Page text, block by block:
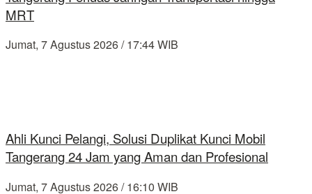
MRT
Jumat, 7 Agustus 2026 / 17:44 WIB
Ahli Kunci Pelangi, Solusi Duplikat Kunci Mobil
Tangerang 24 Jam yang Aman dan Profesional
Jumat, 7 Agustus 2026 / 16:10 WIB